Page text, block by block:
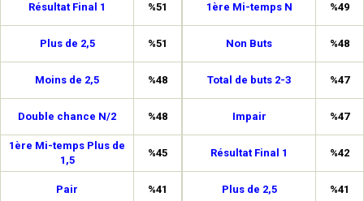
Résultat Final 1 %51
Plus de 2,5 %51
Moins de 2,5 %48
Double chance N/2 %48
1ère Mi-temps Plus de
1,5
%45
Pair %41
1ère Mi-temps N %49
Non Buts %48
Total de buts 2-3 %47
Impair %47
Résultat Final 1 %42
Plus de 2,5 %41